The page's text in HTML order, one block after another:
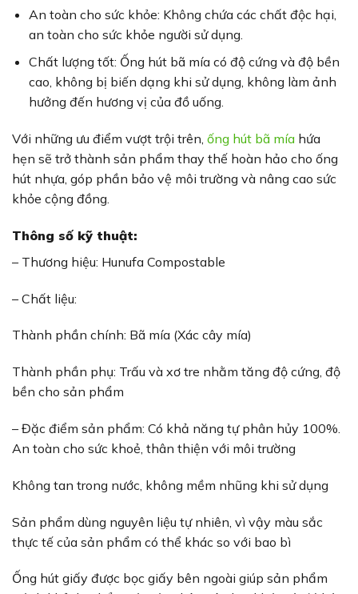
An toàn cho sức khỏe: Không chứa các chất độc hại,
an toàn cho sức khỏe người sử dụng.
Chất lượng tốt: Ống hút bã mía có độ cứng và độ bền
cao, không bị biến dạng khi sử dụng, không làm ảnh
hưởng đến hương vị của đồ uống.
Với những ưu điểm vượt trội trên, ống hút bã mía hứa
hẹn sẽ trở thành sản phẩm thay thế hoàn hảo cho ống
hút nhựa, góp phần bảo vệ môi trường và nâng cao sức
khỏe cộng đồng.
Thông số kỹ thuật:
– Thương hiệu: Hunufa Compostable
– Chất liệu:
Thành phần chính: Bã mía (Xác cây mía)
Thành phần phụ: Trấu và xơ tre nhằm tăng độ cứng, độ
bền cho sản phẩm
– Đặc điểm sản phẩm: Có khả năng tự phân hủy 100%.
An toàn cho sức khoẻ, thân thiện với môi trường
Không tan trong nước, không mềm nhũng khi sử dụng
Sản phẩm dùng nguyên liệu tự nhiên, vì vậy màu sắc
thực tế của sản phẩm có thể khác so với bao bì
Ống hút giấy được bọc giấy bên ngoài giúp sản phẩm